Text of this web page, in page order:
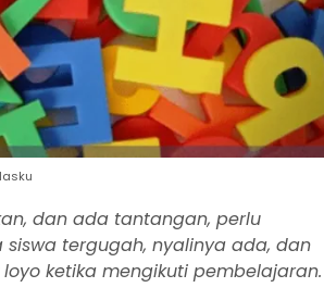
dan ada tantangan, perlu
tergugah, nyalinya ada, dan
loyo ketika mengikuti pembelajaran.